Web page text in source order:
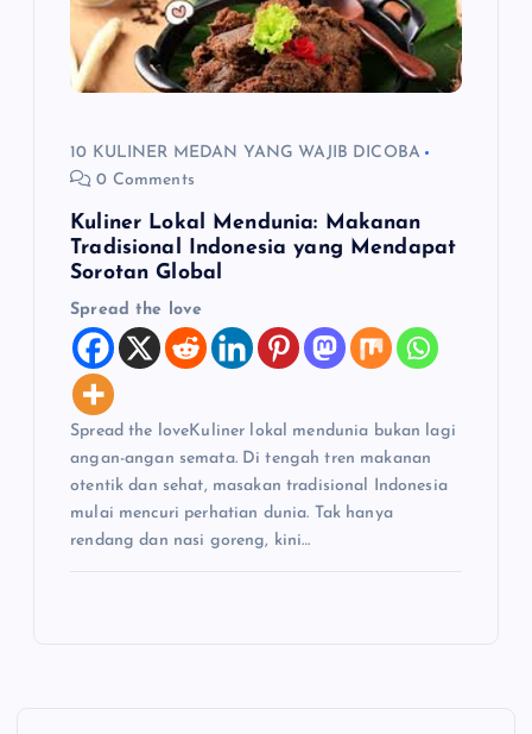
10 KULINER MEDAN YANG WAJIB DICOBA
0 Comments
Kuliner Lokal Mendunia: Makanan
Tradisional Indonesia yang Mendapat
Sorotan Global
Spread the love
Spread the loveKuliner lokal mendunia bukan lagi
angan-angan semata. Di tengah tren makanan
otentik dan sehat, masakan tradisional Indonesia
mulai mencuri perhatian dunia. Tak hanya
rendang dan nasi goreng, kini…